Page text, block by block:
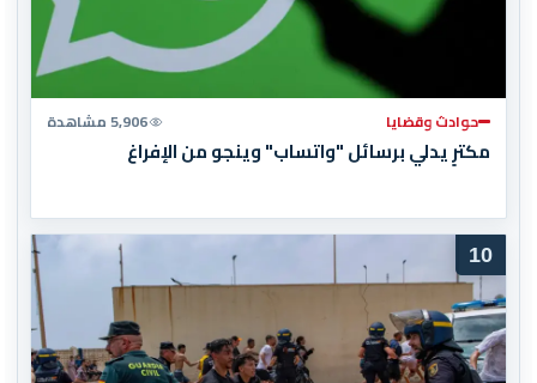
حوادث وقضايا 5,906 مشاهدة
مكترٍ يدلي برسائل "واتساب" وينجو من الإفراغ
10